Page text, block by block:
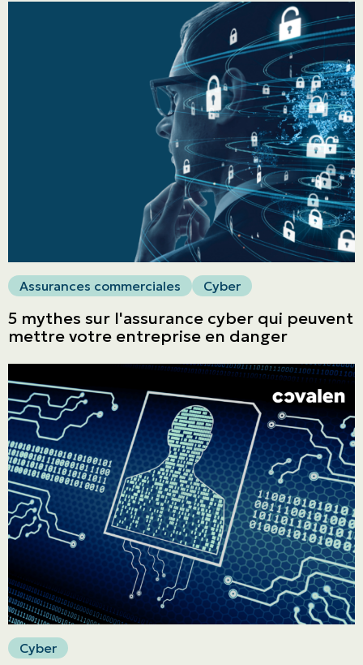
Particuliers
ASSURANCES
Entreprises
Obtenir une soumission
Urgences et réclamations
À propos
Carrière
Nous joindre
English | CA
Faites un paiement
Assurances commerciales Cyber
5 mythes sur l'assurance cyber qui peuvent
mettre votre entreprise en danger
Cyber